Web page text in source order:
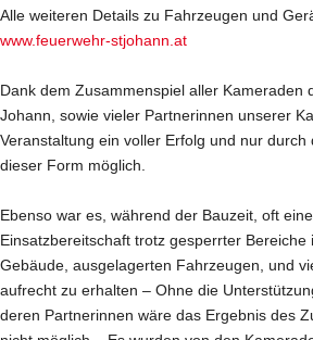
Alle weiteren Details zu Fahrzeugen und
www.feuerwehr-stjohann.at
Dank dem Zusammenspiel aller Kameraden
Johann, sowie vieler Partnerinnen unserer
Veranstaltung ein voller Erfolg und nur durch
dieser Form möglich.
Ebenso war es, während der Bauzeit, oft
Einsatzbereitschaft trotz gesperrter Bereiche
Gebäude, ausgelagerten Fahrzeugen, und
aufrecht zu erhalten – Ohne die
deren Partnerinnen wäre das Ergebnis des